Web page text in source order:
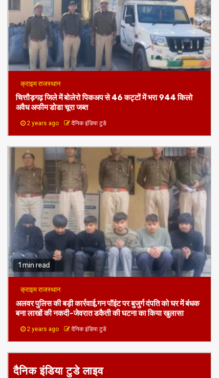
क्राइम राजस्थान
चित्तौड़गढ़ जिले में बोलेरो पिकअप से 46 कट्टों में भरा 944 किलो
अवैध अफीम डोडा चूरा जब्त
2 years ago दैनिक इंडिया टुडे
1 min read
क्राइम राजस्थान
अलवर पुलिस की बड़ी कार्रवाई,गन पॉइंट पर बुजुर्ग दंपति को घर में बंधक
बना लाखों की नकदी-जेवरात डकैती की घटना का किया खुलासा
2 years ago दैनिक इंडिया टुडे
दैनिक इंडिया टुडे लाइव